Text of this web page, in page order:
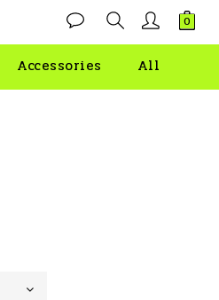
Accessories All